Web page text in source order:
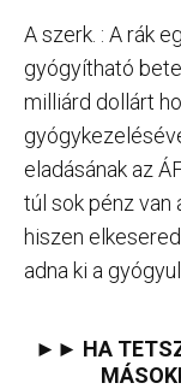
A szerk. : A rák
gyógyítható
milliárd dollárt
eladásának az
túl sok pénz van
hiszen
adna ki a
►► HA